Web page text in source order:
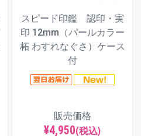
スピード印鑑 認印・実
印 12mm（パールカラー
柘 わすれなぐさ）ケース
付
販売価格
¥4,950(税込)